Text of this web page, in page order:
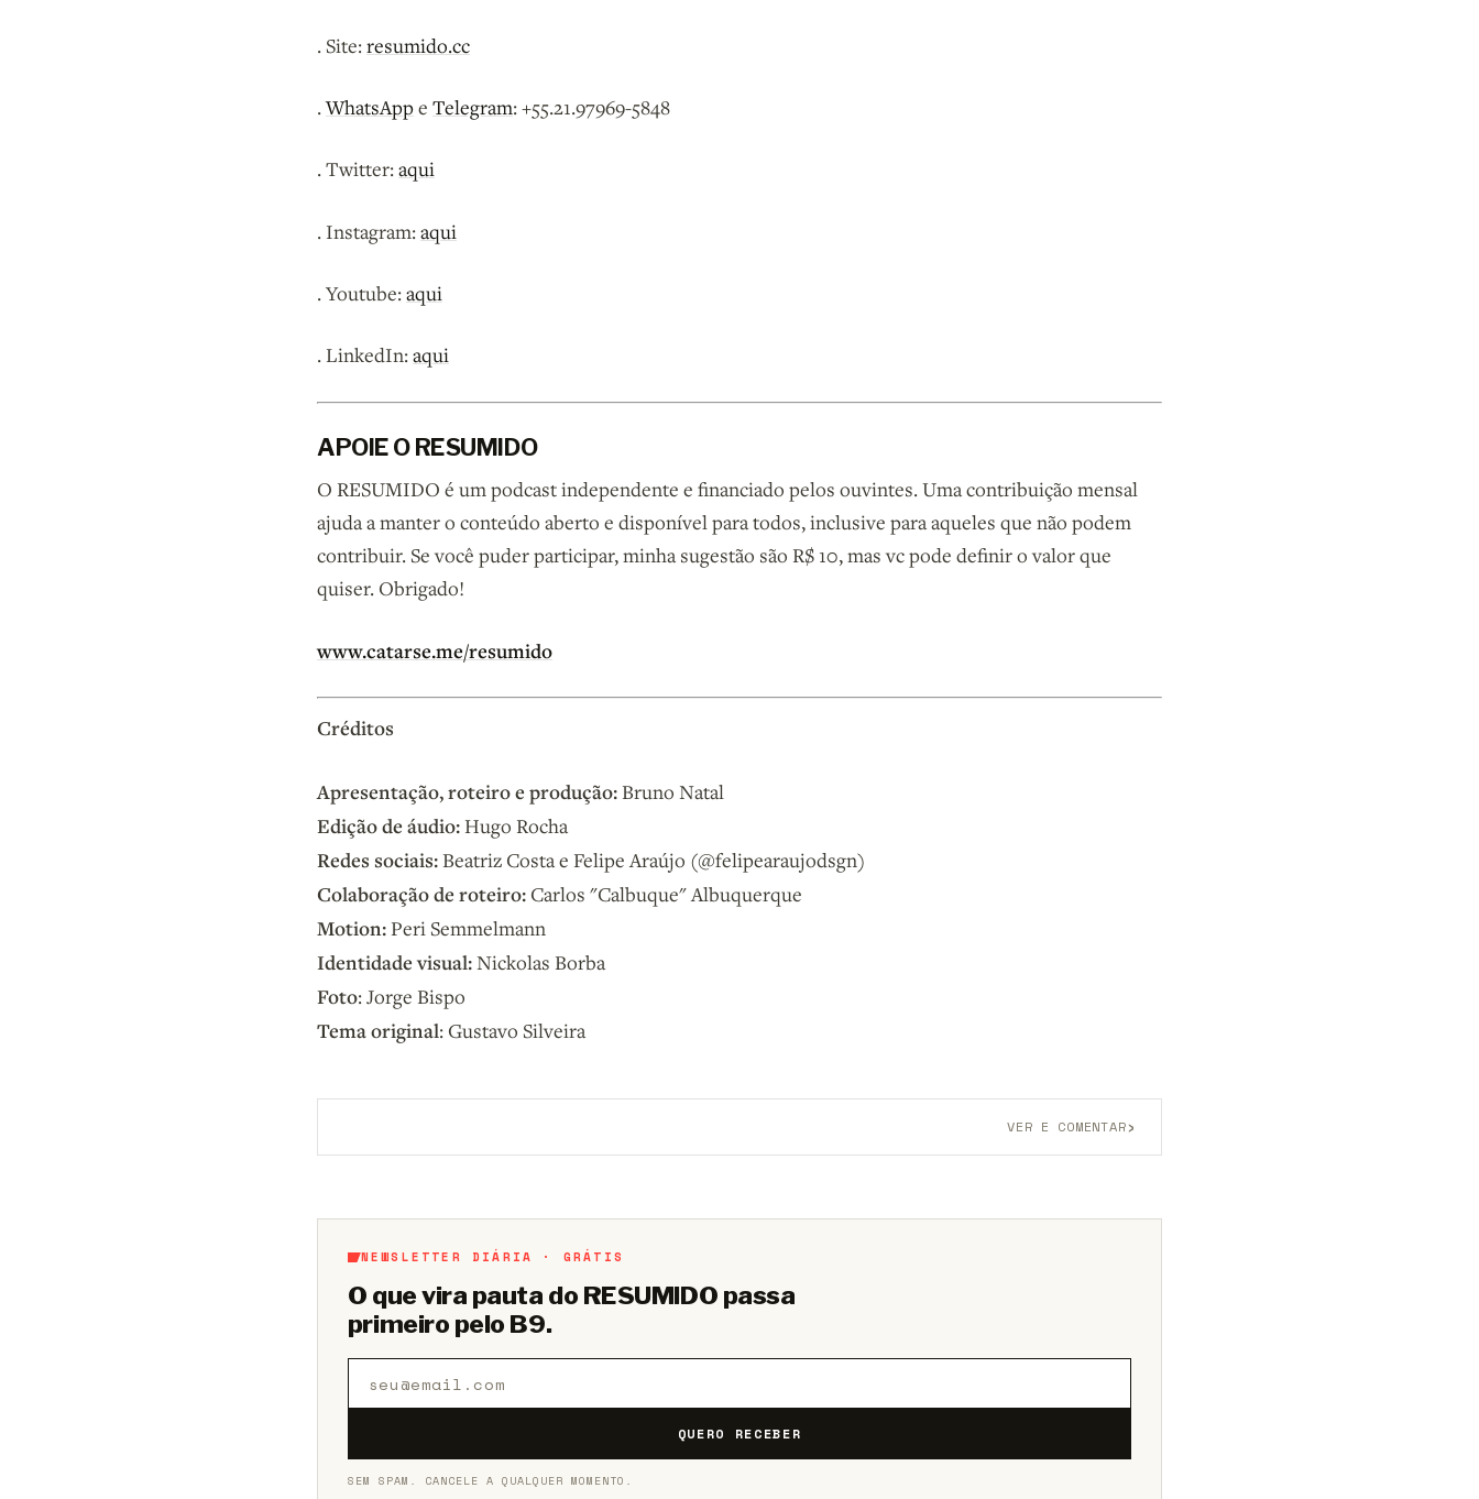
. Site:resumido.cc
.WhatsAppe Telegram: +55.21.97969-5848
. Twitter:aqui
. Instagram:aqui
. Youtube:aqui
. LinkedIn:aqui
APOIE O RESUMIDO
O RESUMIDO é um podcast independente e financiado pelos ouvintes. Uma contribuição mensal
ajuda a manter o conteúdo aberto e disponível para todos, inclusive para aqueles que não podem
contribuir. Se você puder participar, minha sugestão são R$ 10, mas vc pode definir o valor que
quiser. Obrigado!
www.catarse.me/resumido
Créditos
Apresentação, roteiro e produção:Bruno Natal
Edição de áudio:Hugo Rocha
Redes sociais:Beatriz Costa e Felipe Araújo (@felipearaujodsgn)
Colaboração de roteiro: Carlos "Calbuque" Albuquerque
Motion:Peri Semmelmann
Identidade visual:Nickolas Borba
Foto: Jorge Bispo
Tema original: Gustavo Silveira
VER E COMENTAR›
NEWSLETTER DIÁRIA · GRÁTIS
O que vira pauta do RESUMIDO passa
primeiro pelo B9.
QUERO RECEBER
SEM SPAM. CANCELE A QUALQUER MOMENTO.